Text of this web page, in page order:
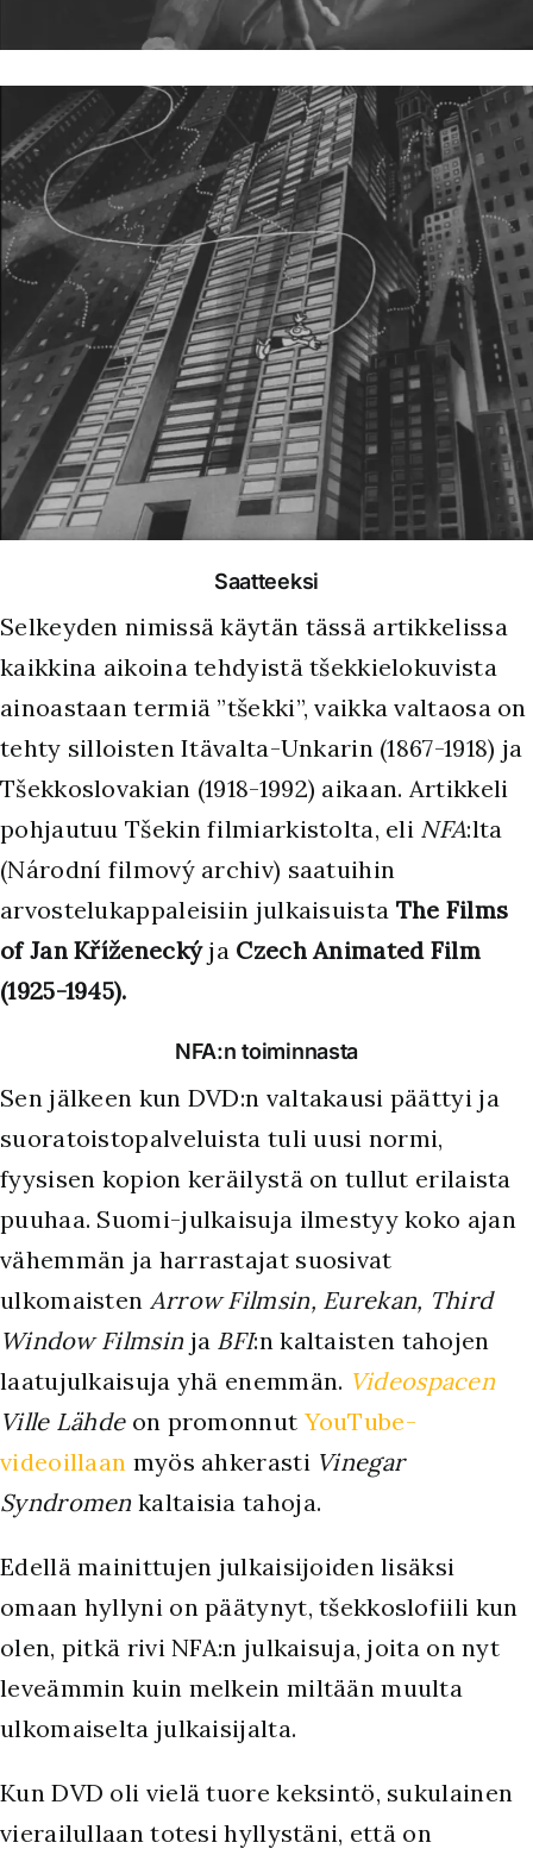
Saatteeksi
Selkeyden nimissä käytän tässä artikkelissa
kaikkina aikoina tehdyistä tšekkielokuvista
ainoastaan termiä ”tšekki”, vaikka valtaosa on
tehty silloisten Itävalta-Unkarin (1867-1918) ja
Tšekkoslovakian (1918-1992) aikaan. Artikkeli
pohjautuu Tšekin filmiarkistolta, eli NFA:lta
(Národní filmový archiv) saatuihin
arvostelukappaleisiin julkaisuista The Films
of Jan Kříženeckýja Czech Animated Film
(1925-1945).
NFA:n toiminnasta
Sen jälkeen kun DVD:n valtakausi päättyi ja
suoratoistopalveluista tuli uusi normi,
fyysisen kopion keräilystä on tullut erilaista
puuhaa. Suomi-julkaisuja ilmestyy koko ajan
vähemmän ja harrastajat suosivat
ulkomaisten Arrow Filmsin, Eurekan, Third
Window Filmsin ja BFI:n kaltaisten tahojen
laatujulkaisuja yhä enemmän. Videospacen
Ville Lähdeon promonnut YouTube-
videoillaan myös ahkerasti Vinegar
Syndromen kaltaisia tahoja.
Edellä mainittujen julkaisijoiden lisäksi
omaan hyllyni on päätynyt, tšekkoslofiili kun
olen, pitkä rivi NFA:n julkaisuja, joita on nyt
leveämmin kuin melkein miltään muulta
ulkomaiselta julkaisijalta.
Kun DVD oli vielä tuore keksintö, sukulainen
vierailullaan totesi hyllystäni, että on